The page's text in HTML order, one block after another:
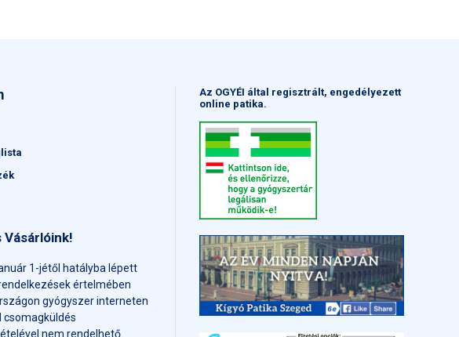
Vásárlóink!
1-jétől hatályba lépett
értelmében
gyógyszer interneten
csomagküldés
nem rendelhető.
Az OGYÉI által regisztrált, engedélyezett
online patika.